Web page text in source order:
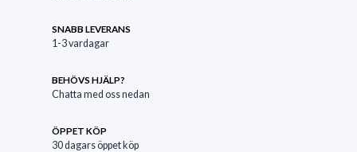
SNABB LEVERANS
1-3 vardagar
BEHÖVS HJÄLP?
Chatta med oss nedan
ÖPPET KÖP
30 dagars öppet köp